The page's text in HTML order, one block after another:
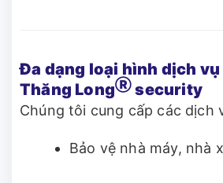
Đa dạng loại hình dịch vụ
Thăng LongⓇ security
Chúng tôi cung cấp các dịch
Bảo vệ nhà máy, nhà